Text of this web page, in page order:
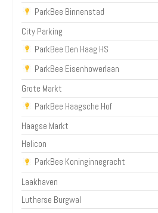
ParkBee Binnenstad
City Parking
ParkBee Den Haag HS
ParkBee Eisenhowerlaan
Grote Markt
ParkBee Haagsche Hof
Haagse Markt
Helicon
ParkBee Koninginnegracht
Laakhaven
Lutherse Burgwal